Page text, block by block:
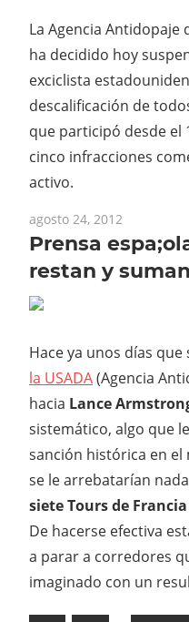
La Agencia Antidopaje
ha decidido hoy
exciclista
descalificación de
que participó desde el
cinco infracciones
activo.
agosto 24, 2012
Prensa
restan y suman
Hace ya unos días que
la USADA(Agencia
hacia Lance
sistemático, algo que
sanción histórica en
se le arrebatarían
siete Tours de Francia
De hacerse efectiva
a parar a corredores
imaginado con un